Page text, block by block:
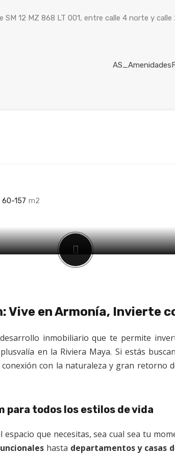
SM 12 MZ 868 LT 001, entre calle 4 norte y
60-157 m2
Vive en Armonía, Invierte
inmobiliario que te permite
en la Riviera Maya. Si estás
con la naturaleza y gran retorno
para todos los estilos de vida
espacio que necesitas, sea cual sea tu
hasta departamentos y casas